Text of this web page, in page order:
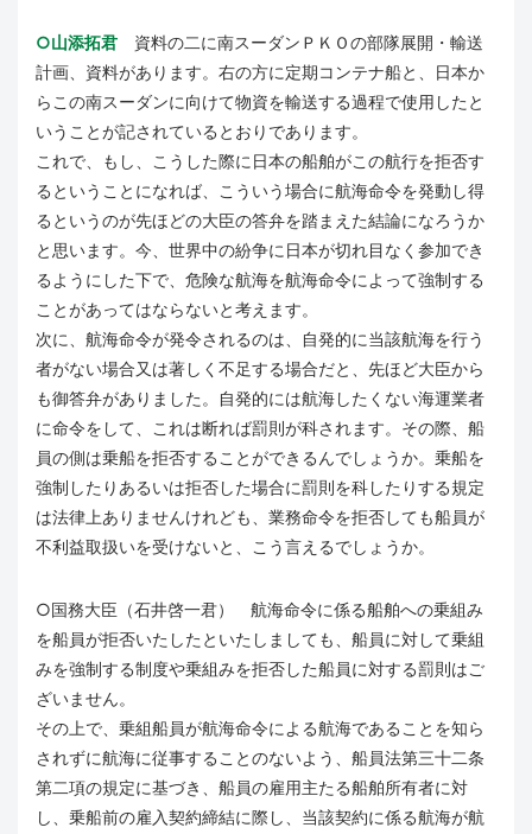
○山添拓君 資料の二に南スーダンＰＫＯの部隊展開・輸送
計画、資料があります。右の方に定期コンテナ船と、日本か
らこの南スーダンに向けて物資を輸送する過程で使用したと
いうことが記されているとおりであります。
これで、もし、こうした際に日本の船舶がこの航行を拒否す
るということになれば、こういう場合に航海命令を発動し得
るというのが先ほどの大臣の答弁を踏まえた結論になろうか
と思います。今、世界中の紛争に日本が切れ目なく参加でき
るようにした下で、危険な航海を航海命令によって強制する
ことがあってはならないと考えます。
次に、航海命令が発令されるのは、自発的に当該航海を行う
者がない場合又は著しく不足する場合だと、先ほど大臣から
も御答弁がありました。自発的には航海したくない海運業者
に命令をして、これは断れば罰則が科されます。その際、船
員の側は乗船を拒否することができるんでしょうか。乗船を
強制したりあるいは拒否した場合に罰則を科したりする規定
は法律上ありませんけれども、業務命令を拒否しても船員が
不利益取扱いを受けないと、こう言えるでしょうか。
○国務大臣（石井啓一君） 航海命令に係る船舶への乗組み
を船員が拒否いたしたといたしましても、船員に対して乗組
みを強制する制度や乗組みを拒否した船員に対する罰則はご
ざいません。
その上で、乗組船員が航海命令による航海であることを知ら
されずに航海に従事することのないよう、船員法第三十二条
第二項の規定に基づき、船員の雇用主たる船舶所有者に対
し、乗船前の雇入契約締結に際し、当該契約に係る航海が航